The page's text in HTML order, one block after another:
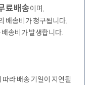
료배송이며,
배송비가 청구됩니다.
송비가 발생합니다.
따라 배송 기일이 지연될